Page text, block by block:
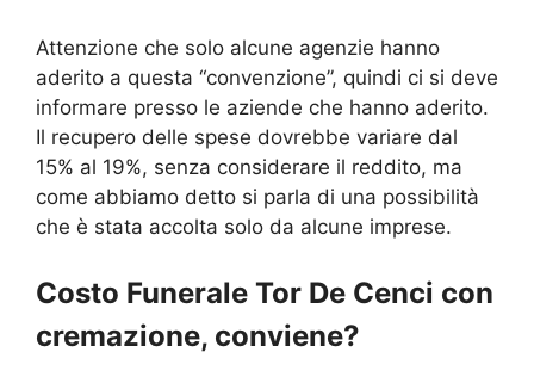
Attenzione che solo alcune agenzie hanno
aderito a questa “convenzione”, quindi ci si deve
informare presso le aziende che hanno aderito.
Il recupero delle spese dovrebbe variare dal
15% al 19%, senza considerare il reddito, ma
come abbiamo detto si parla di una possibilità
che è stata accolta solo da alcune imprese.
Costo Funerale Tor De Cenci con
cremazione, conviene?